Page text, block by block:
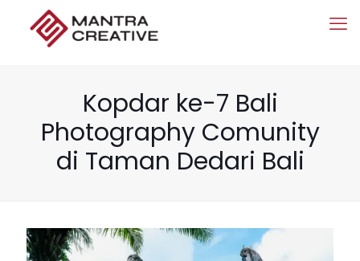
Kopdar ke-7 Bali
Photography Comunity
di Taman Dedari Bali